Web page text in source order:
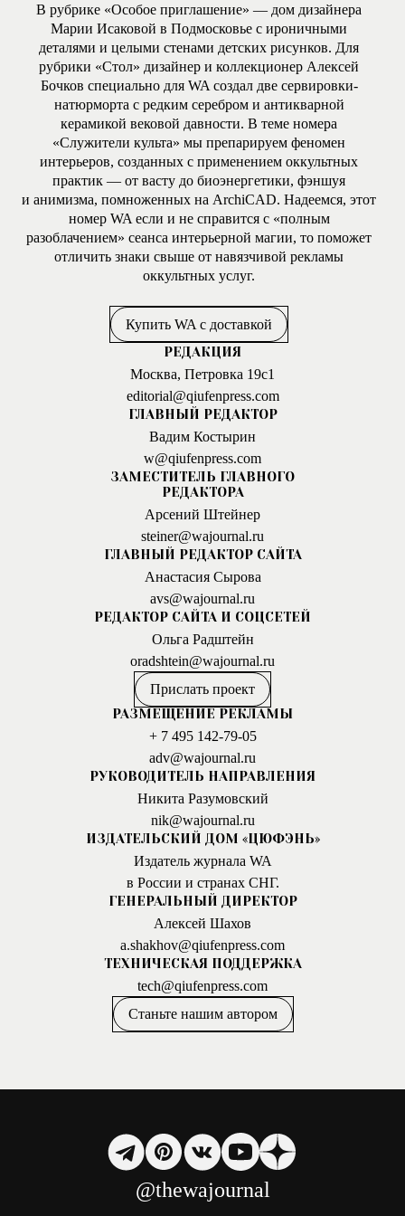
В рубрике «Особое приглашение» — дом дизайнера
Марии Исаковой в Подмосковье с ироничными
деталями и целыми стенами детских рисунков. Для
рубрики «Стол» дизайнер и коллекционер Алексей
Бочков специально для WA создал две сервировки-
натюрморта с редким серебром и антикварной
керамикой вековой давности. В теме номера
«Служители культа» мы препарируем феномен
интерьеров, созданных с применением оккультных
практик — от васту до биоэнергетики, фэншуя
и анимизма, помноженных на ArchiCAD. Надеемся, этот
номер WA если и не справится с «полным
разоблачением» сеанса интерьерной магии, то поможет
отличить знаки свыше от навязчивой рекламы
оккультных услуг.
Купить WA с доставкой
РЕДАКЦИЯ
Москва, Петровка 19с1
editorial@qiufenpress.com
ГЛАВНЫЙ РЕДАКТОР
Вадим Костырин
w@qiufenpress.com
ЗАМЕСТИТЕЛЬ ГЛАВНОГО
РЕДАКТОРА
Арсений Штейнер
steiner@wajournal.ru
ГЛАВНЫЙ РЕДАКТОР САЙТА
Анастасия Сырова
avs@wajournal.ru
РЕДАКТОР САЙТА И СОЦСЕТЕЙ
Ольга Радштейн
oradshtein@wajournal.ru
Прислать проект
РАЗМЕЩЕНИЕ РЕКЛАМЫ
+ 7 495 142-79-05
adv@wajournal.ru
РУКОВОДИТЕЛЬ НАПРАВЛЕНИЯ
Никита Разумовский
nik@wajournal.ru
ИЗДАТЕЛЬСКИЙ ДОМ «ЦЮФЭНЬ»
Издатель журнала WA
в России и странах СНГ.
ГЕНЕРАЛЬНЫЙ ДИРЕКТОР
Алексей Шахов
a.shakhov@qiufenpress.com
ТЕХНИЧЕСКАЯ ПОДДЕРЖКА
tech@qiufenpress.com
Станьте нашим автором
@thewajournal